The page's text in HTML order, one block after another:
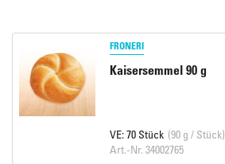
FRONERI
Kaisersemmel 90 g
VE: 70 Stück (90 g / Stück)
Art.-Nr. 34002765